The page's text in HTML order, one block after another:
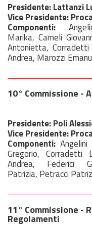
Presidente: Lattanzi
Vice Presidente:
Componenti:
Marika, Cameli
Antonietta, Corradetti
Andrea, Marozzi
10° Commissione -
Presidente: Poli
Vice Presidente:
Componenti:
Gregorio, Corradetti
Andrea, Federici
Patrizia, Petracci
11° Commissione -
Regolamenti